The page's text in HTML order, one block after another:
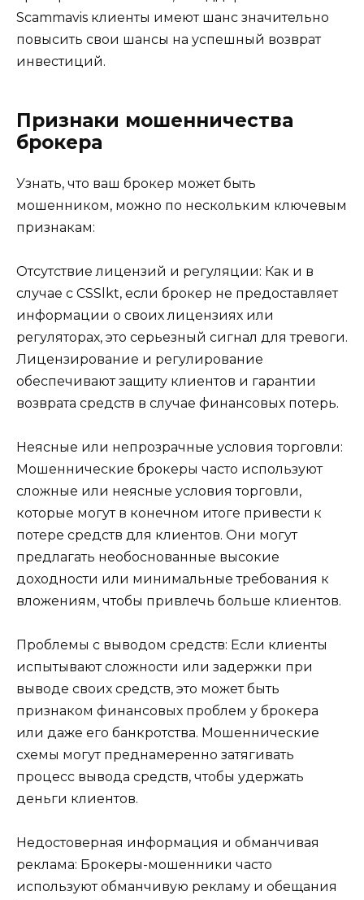
Scammavis клиенты имеют шанс значительно
повысить свои шансы на успешный возврат
инвестиций.
Признаки мошенничества
брокера
Узнать, что ваш брокер может быть
мошенником, можно по нескольким ключевым
признакам:
Отсутствие лицензий и регуляции: Как и в
случае с CSSlkt, если брокер не предоставляет
информации о своих лицензиях или
регуляторах, это серьезный сигнал для тревоги.
Лицензирование и регулирование
обеспечивают защиту клиентов и гарантии
возврата средств в случае финансовых потерь.
Неясные или непрозрачные условия торговли:
Мошеннические брокеры часто используют
сложные или неясные условия торговли,
которые могут в конечном итоге привести к
потере средств для клиентов. Они могут
предлагать необоснованные высокие
доходности или минимальные требования к
вложениям, чтобы привлечь больше клиентов.
Проблемы с выводом средств: Если клиенты
испытывают сложности или задержки при
выводе своих средств, это может быть
признаком финансовых проблем у брокера
или даже его банкротства. Мошеннические
схемы могут преднамеренно затягивать
процесс вывода средств, чтобы удержать
деньги клиентов.
Недостоверная информация и обманчивая
реклама: Брокеры-мошенники часто
используют обманчивую рекламу и обещания